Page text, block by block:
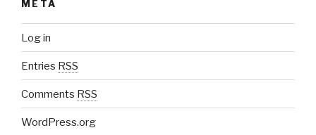
META
Log in
Entries RSS
Comments RSS
WordPress.org